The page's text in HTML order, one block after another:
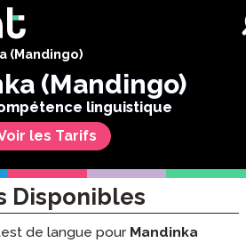
(Mandingo)
(Mandingo)
linguistique
les Tarifs
Disponibles
de langue pour Mandinka